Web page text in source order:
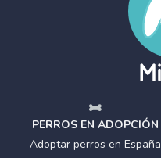
PERROS EN ADOPCIÓN
Adoptar perros en España